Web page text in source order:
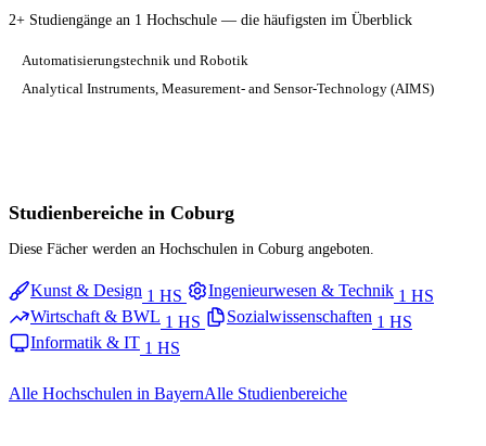
2+ Studiengänge an 1 Hochschule — die häufigsten im Überblick
Automatisierungstechnik und Robotik
Analytical Instruments, Measurement- and Sensor-Technology (AIMS)
Studienbereiche in Coburg
Diese Fächer werden an Hochschulen in Coburg angeboten.
Kunst & Design 1 HS Ingenieurwesen & Technik 1 HS
Wirtschaft & BWL 1 HS Sozialwissenschaften 1 HS
Informatik & IT 1 HS
Alle Hochschulen in BayernAlle Studienbereiche